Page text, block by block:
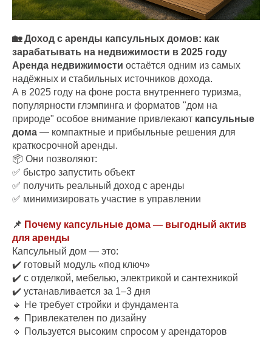
🏡 Доход с аренды капсульных домов: как
зарабатывать на недвижимости в 2025 году
Аренда недвижимости остаётся одним из самых
надёжных и стабильных источников дохода.
А в 2025 году на фоне роста внутреннего туризма,
популярности глэмпинга и форматов "дом на
природе" особое внимание привлекают капсульные
дома — компактные и прибыльные решения для
краткосрочной аренды.
📦 Они позволяют:
✅ быстро запустить объект
✅ получить реальный доход с аренды
✅ минимизировать участие в управлении
📌 Почему капсульные дома — выгодный актив
для аренды
Капсульный дом — это:
✔️ готовый модуль «под ключ»
✔️ с отделкой, мебелью, электрикой и сантехникой
✔️ устанавливается за 1–3 дня
🔹 Не требует стройки и фундамента
🔹 Привлекателен по дизайну
🔹 Пользуется высоким спросом у арендаторов